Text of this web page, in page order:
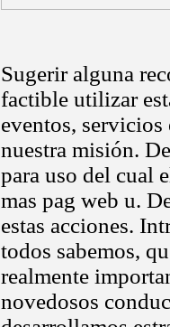
Sugerir alguna
factible utilizar
eventos,
nuestra misión.
para uso del cual
mas pag web u.
estas acciones.
todos sabemos,
realmente
novedosos